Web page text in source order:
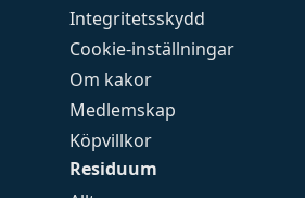
Integritetsskydd
Cookie-inställningar
Om kakor
Medlemskap
Köpvillkor
Residuum